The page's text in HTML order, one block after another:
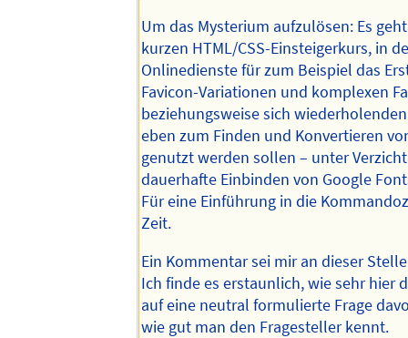
Um das Mysterium aufzulösen: Es
kurzen HTML/CSS-Einsteigerkurs, in
Onlinedienste für zum Beispiel das
Favicon-Variationen und komplexen
beziehungsweise sich
eben zum Finden und Konvertieren
genutzt werden sollen – unter
dauerhafte Einbinden von Google
Für eine Einführung in die
Zeit.
Ein Kommentar sei mir an dieser
Ich finde es erstaunlich, wie sehr hier
auf eine neutral formulierte Frage
wie gut man den Fragesteller kennt.